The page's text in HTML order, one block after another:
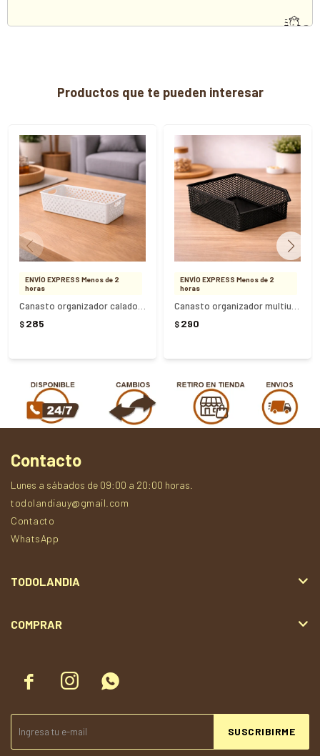
Productos que te pueden interesar
ENVÍO EXPRESS Menos de 2
horas
$ 285
ENVÍO EXPRESS Menos de 2
horas
$ 290
  
SUSCRIBIRME
Contacto
Lunes a sábados de 09:00 a 20:00 horas.
todolandiauy@gmail.com
Contacto
WhatsApp
TODOLANDIA
COMPRAR